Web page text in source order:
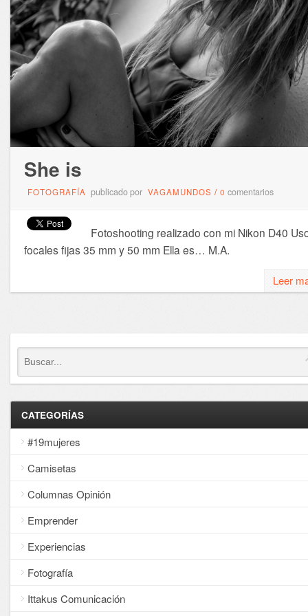
She is
FOTOGRAFÍA publicado por VAGAMUNDOS / 0 comentarios
Fotoshooting realizado con mi Nikon D40
focales fijas 35 mm y 50 mm Ella es… M.A.
Leer
CATEGORÍAS
#19mujeres
Camisetas
Columnas Opinión
Emprender
Experiencias
Fotografía
Ittakus Comunicación